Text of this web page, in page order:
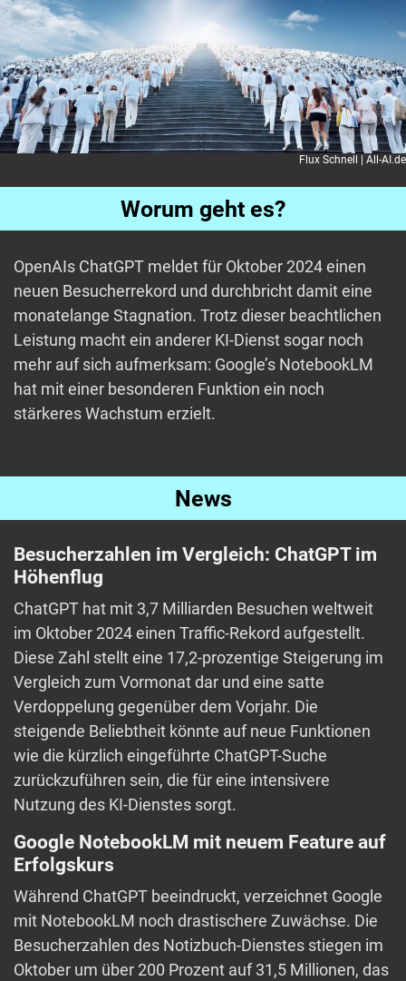
Flux Schnell | All-AI.de
Worum geht es?
OpenAIs ChatGPT meldet für Oktober 2024 einen
neuen Besucherrekord und durchbricht damit eine
monatelange Stagnation. Trotz dieser beachtlichen
Leistung macht ein anderer KI-Dienst sogar noch
mehr auf sich aufmerksam: Google’s NotebookLM
hat mit einer besonderen Funktion ein noch
stärkeres Wachstum erzielt.
News
Besucherzahlen im Vergleich: ChatGPT im
Höhenflug
ChatGPT hat mit 3,7 Milliarden Besuchen weltweit
im Oktober 2024 einen Traffic-Rekord aufgestellt.
Diese Zahl stellt eine 17,2-prozentige Steigerung im
Vergleich zum Vormonat dar und eine satte
Verdoppelung gegenüber dem Vorjahr. Die
steigende Beliebtheit könnte auf neue Funktionen
wie die kürzlich eingeführte ChatGPT-Suche
zurückzuführen sein, die für eine intensivere
Nutzung des KI-Dienstes sorgt.
Google NotebookLM mit neuem Feature auf
Erfolgskurs
Während ChatGPT beeindruckt, verzeichnet Google
mit NotebookLM noch drastischere Zuwächse. Die
Besucherzahlen des Notizbuch-Dienstes stiegen im
Oktober um über 200 Prozent auf 31,5 Millionen, das